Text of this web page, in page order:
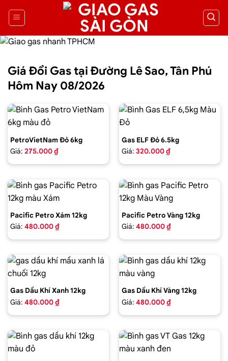
Giá Đổi Gas tại Đường Lê Sao, Tân Phú
Hôm Nay 08/2026
PetroVietNam Đỏ 6kg
Giá: 275.000 ₫
Gas ELF Đỏ 6.5kg
Giá: 320.000 ₫
Pacific Petro Xám 12kg
Giá: 480.000 ₫
Pacific Petro Vàng 12kg
Giá: 480.000 ₫
Gas Dầu Khí Xanh 12kg
Giá: 480.000 ₫
Gas Dầu Khí Vàng 12kg
Giá: 480.000 ₫